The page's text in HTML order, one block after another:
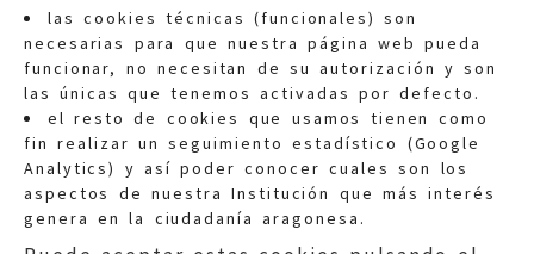
las cookies técnicas (funcionales) son
necesarias para que nuestra página web pueda
funcionar, no necesitan de su autorización y son
las únicas que tenemos activadas por defecto.
el resto de cookies que usamos tienen como
fin realizar un seguimiento estadístico (Google
Analytics) y así poder conocer cuales son los
aspectos de nuestra Institución que más interés
genera en la ciudadanía aragonesa.
Quejas:quejas@eljusticiadearagon.es
Información general:
informacion@eljusticiadearagon.es
Teléfonos:900 210 210/